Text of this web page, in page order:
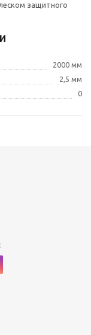
защитного
2000 мм
2,5 мм
0